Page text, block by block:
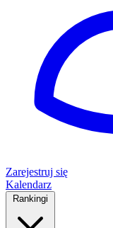
Zarejestruj się
Kalendarz
Rankingi